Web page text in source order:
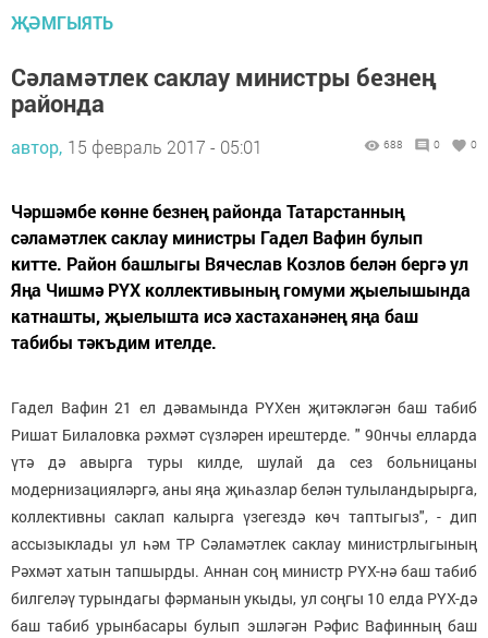
ҖӘМГЫЯТЬ
Сәламәтлек саклау министры безнең
районда
автор, 15 февраль 2017 - 05:01 688 0 0
Чәршәмбе көнне безнең районда Татарстанның
сәламәтлек саклау министры Гадел Вафин булып
китте. Район башлыгы Вячеслав Козлов белән бергә ул
Яңа Чишмә РҮХ коллективының гомуми җыелышында
катнашты, җыелышта исә хастаханәнең яңа баш
табибы тәкъдим ителде.
Гадел Вафин 21 ел дәвамында РҮХен җитәкләгән баш табиб
Ришат Билаловка рәхмәт сүзләрен ирештерде. " 90нчы елларда
үтә дә авырга туры килде, шулай да сез больницаны
модернизацияләргә, аны яңа җиһазлар белән тулыландырырга,
коллективны саклап калырга үзегездә көч таптыгыз", - дип
ассызыклады ул һәм ТР Сәламәтлек саклау министрлыгының
Рәхмәт хатын тапшырды. Аннан соң министр РҮХ-нә баш табиб
билгеләү турындагы фәрманын укыды, ул соңгы 10 елда РҮХ-дә
баш табиб урынбасары булып эшләгән Рәфис Вафинның баш